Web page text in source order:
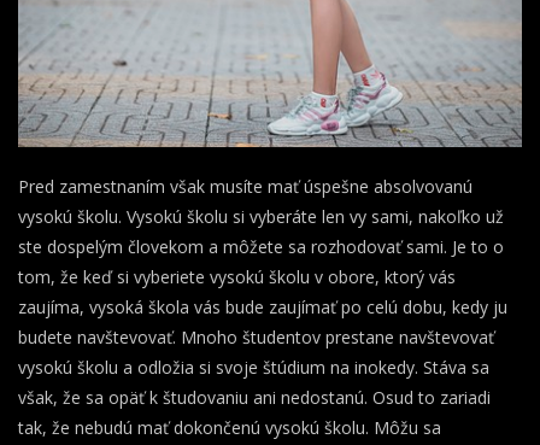
Pred zamestnaním však musíte mať úspešne absolvovanú
vysokú školu. Vysokú školu si vyberáte len vy sami, nakoľko už
ste dospelým človekom a môžete sa rozhodovať sami. Je to o
tom, že keď si vyberiete vysokú školu v obore, ktorý vás
zaujíma, vysoká škola vás bude zaujímať po celú dobu, kedy ju
budete navštevovať. Mnoho študentov prestane navštevovať
vysokú školu a odložia si svoje štúdium na inokedy. Stáva sa
však, že sa opäť k študovaniu ani nedostanú. Osud to zariadi
tak, že nebudú mať dokončenú vysokú školu. Môžu sa